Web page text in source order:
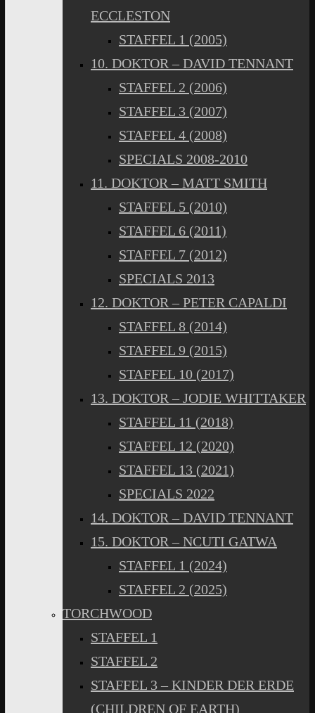
ECCLESTON
STAFFEL 1 (2005)
10. DOKTOR – DAVID TENNANT
STAFFEL 2 (2006)
STAFFEL 3 (2007)
STAFFEL 4 (2008)
SPECIALS 2008-2010
11. DOKTOR – MATT SMITH
STAFFEL 5 (2010)
STAFFEL 6 (2011)
STAFFEL 7 (2012)
SPECIALS 2013
12. DOKTOR – PETER CAPALDI
STAFFEL 8 (2014)
STAFFEL 9 (2015)
STAFFEL 10 (2017)
13. DOKTOR – JODIE WHITTAKER
STAFFEL 11 (2018)
STAFFEL 12 (2020)
STAFFEL 13 (2021)
SPECIALS 2022
14. DOKTOR – DAVID TENNANT
15. DOKTOR – NCUTI GATWA
STAFFEL 1 (2024)
STAFFEL 2 (2025)
TORCHWOOD
STAFFEL 1
STAFFEL 2
STAFFEL 3 – KINDER DER ERDE
(CHILDREN OF EARTH)